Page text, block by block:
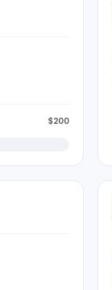
$200